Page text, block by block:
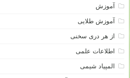
آموزش
آموزش طلایی
از هر دری سخنی
اطلاعات علمی
المپیاد شیمی